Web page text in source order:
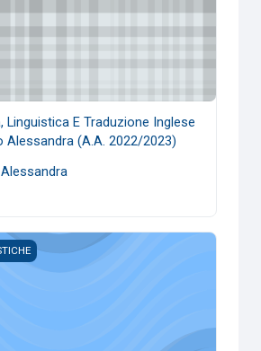
Linguistica E Traduzione Inglese
Alessandra (A.A. 2022/2023)